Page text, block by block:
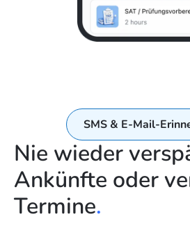
SMS & E-Mail-
Nie wieder
Ankünfte oder
Termine.